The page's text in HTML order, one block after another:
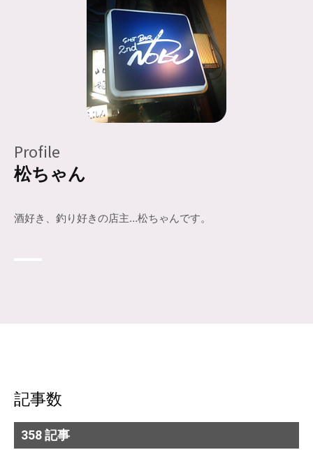
Profile
松ちゃん
酒好き、釣り好きの店主…松ちゃんです。
記事数
358 記事